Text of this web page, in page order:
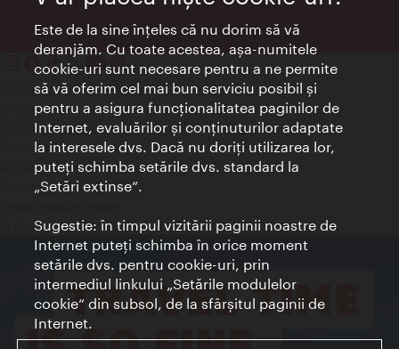
Contact
Credits
Declaraţie privind protecţia datelor
Terms of Use
Accesibilitate
Contact presa
© Copyright Wien Tourismus
Este de la sine înţeles că nu dorim să vă
deranjăm. Cu toate acestea, aşa-numitele
cookie-uri sunt necesare pentru a ne permite
să vă oferim cel mai bun serviciu posibil şi
pentru a asigura funcţionalitatea paginilor de
Internet, evaluărilor şi conţinuturilor adaptate
la interesele dvs. Dacă nu doriţi utilizarea lor,
puteţi schimba setările dvs. standard la
„Setări extinse“.
Sugestie: în timpul vizitării paginii noastre de
Internet puteţi schimba în orice moment
setările dvs. pentru cookie-uri, prin
intermediul linkului „Setările modulelor
cookie“ din subsol, de la sfârşitul paginii de
Internet.